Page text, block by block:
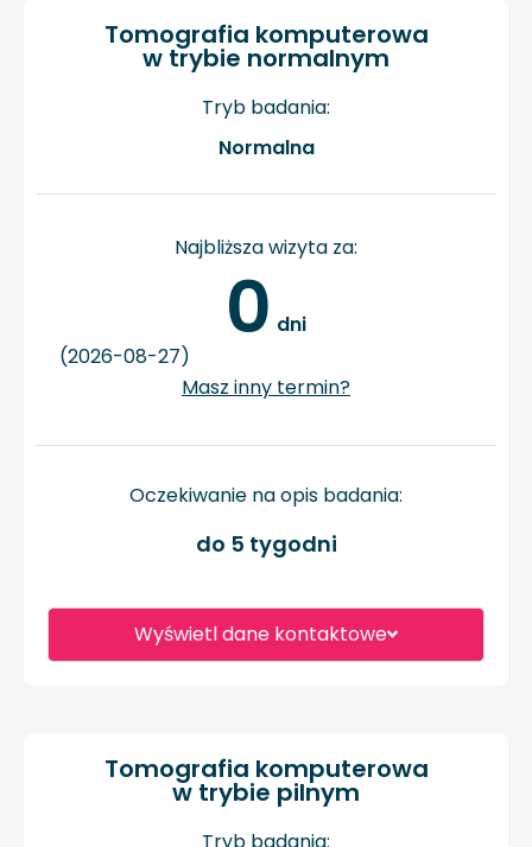
Wyświetl dane kontaktowe
Tomografia komputerowa
w trybie normalnym
Tryb badania:
Normalna
Najbliższa wizyta za:
0 dni
(2026-08-27)
Masz inny termin?
Oczekiwanie na opis badania:
do 5 tygodni
Tomografia komputerowa
w trybie pilnym
Tryb badania: